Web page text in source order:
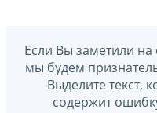
Если Вы заметили на
мы будем
Выделите текст,
содержит